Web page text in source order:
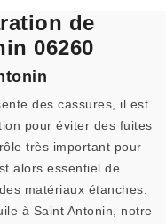
de
06260
des cassures, il est
pour éviter des fuites
très important pour
alors essentiel de
matériaux étanches.
à Saint Antonin, notre